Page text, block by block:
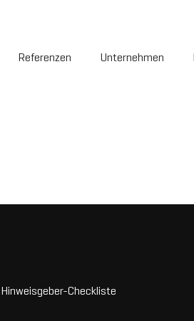
Referenzen Unternehmen
Hinweisgeber-Checkliste